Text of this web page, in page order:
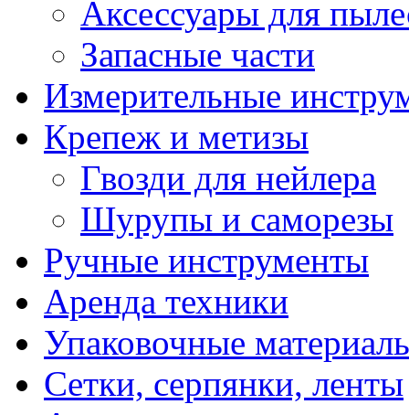
Аксессуары для
Запасные части
Измерительные
Крепеж и метизы
Гвозди для нейлера
Шурупы и саморезы
Ручные инструменты
Аренда техники
Упаковочные
Сетки, серпянки, ленты